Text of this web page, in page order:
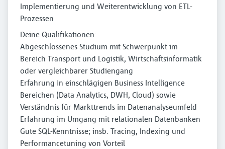
Implementierung und Weiterentwicklung von ETL-
Prozessen
Deine Qualifikationen:
Abgeschlossenes Studium mit Schwerpunkt im
Bereich Transport und Logistik, Wirtschaftsinformatik
oder vergleichbarer Studiengang
Erfahrung in einschlägigen Business Intelligence
Bereichen (Data Analytics, DWH, Cloud) sowie
Verständnis für Markttrends im Datenanalyseumfeld
Erfahrung im Umgang mit relationalen Datenbanken
Gute SQL-Kenntnisse; insb. Tracing, Indexing und
Performancetuning von Vorteil